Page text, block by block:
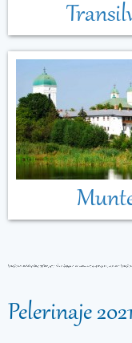
Pelerinaje 2021